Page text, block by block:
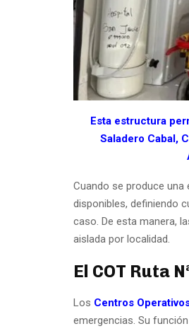
Esta estructura
Saladero Cabal,
Cuando se produce
disponibles, definiendo
caso. De esta manera,
aislada por localidad.
El COT Ruta
Los Centros
emergencias. Su